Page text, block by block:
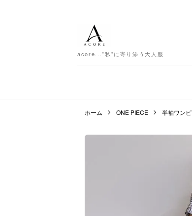
acore...”私"に寄り添う大人服
ホーム ONE PIECE 半袖ワンピ